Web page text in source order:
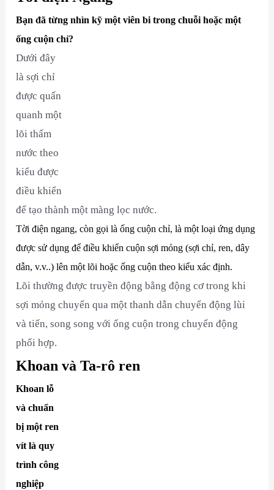
Bạn đã từng nhìn kỹ một viên bi trong chuỗi hoặc một
ống cuộn chỉ?
Dưới đây
là sợi chỉ
được quấn
quanh một
lõi thấm
nước theo
kiểu được
điều khiển
để tạo thành một màng lọc nước.
Tời điện ngang, còn gọi là ống cuộn chỉ, là một loại ứng dụng
được sử dụng để điều khiển cuộn sợi mỏng (sợi chỉ, ren, dây
dẫn, v.v..) lên một lõi hoặc ống cuộn theo kiểu xác định.
Lõi thường được truyền động bằng động cơ trong khi
sợi mỏng chuyển qua một thanh dẫn chuyển động lùi
và tiến, song song với ống cuộn trong chuyển động
phối hợp.
Khoan và Ta-rô ren
Khoan lỗ
và chuẩn
bị một ren
vít là quy
trình công
nghiệp